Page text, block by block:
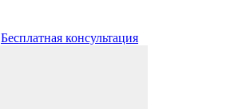
Бесплатная консультация